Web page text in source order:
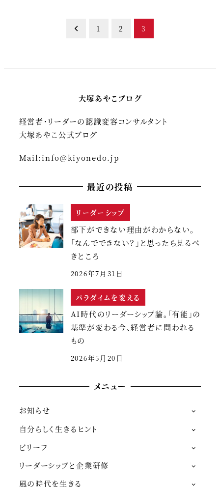
ジ
送
1 2 3
大塚あやこブログ
経営者・リーダーの認識変容コンサルタント
大塚あやこ公式ブログ
Mail:info@kiyonedo.jp
最近の投稿
リーダーシップ
部下ができない理由がわからない。
「なんでできない？」と思ったら見るべ
きところ
2026年7月31日
パラダイムを変える
AI時代のリーダーシップ論。「有能」の
基準が変わる今、経営者に問われる
もの
2026年5月20日
メニュー
お知らせ
自分らしく生きるヒント
ビリーフ
リーダーシップと企業研修
風の時代を生きる